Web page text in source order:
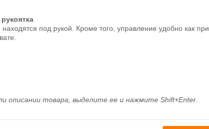
под рукой. Кроме того, управление удобно как при
описании товара, выделите ее и нажмите Shift+Enter.